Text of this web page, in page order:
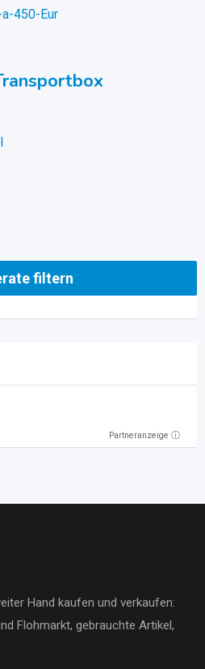
filtern
Partneranzeige ⓘ
Hand kaufen und verkaufen:
Flohmarkt, gebrauchte Artikel,